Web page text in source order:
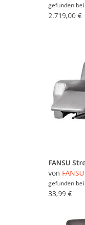
gefunden bei
2.719,00 €
von FANSU
gefunden bei
33,99 €